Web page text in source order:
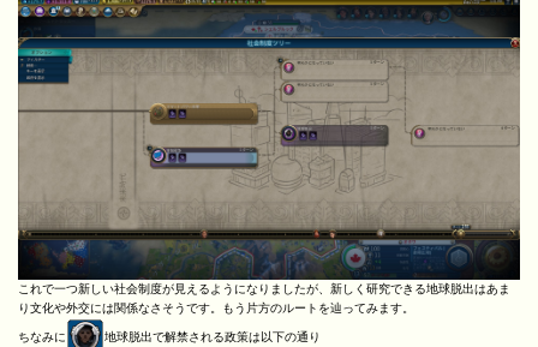
これで一つ新しい社会制度が見えるようになりましたが、新しく研究できる地球脱出はあま
り文化や外交には関係なさそうです。もう片方のルートを辿ってみます。
ちなみに 地球脱出で解禁される政策は以下の通り